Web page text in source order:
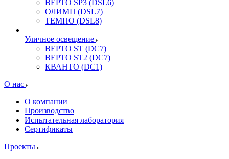
ВЕРТО SP3 (DSL6)
ОЛИМП (DSL7)
ТЕМПО (DSL8)
Уличное освещение
ВЕРТО ST (DC7)
ВЕРТО ST2 (DC7)
КВАНТО (DC1)
О нас
О компании
Производство
Испытательная лаборатория
Сертификаты
Проекты